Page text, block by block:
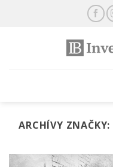
ARCHÍVY ZNAČKY: